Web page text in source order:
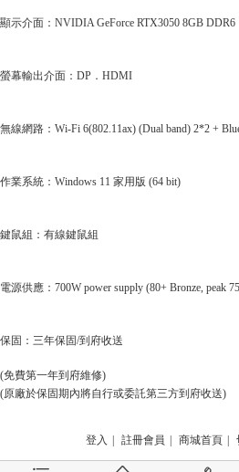
顯示介面：NVIDIA GeForce RTX3050 8GB DDR6
螢幕輸出介面：DP．HDMI
無線網路：Wi-Fi 6(802.11ax) (Dual band) 2*2 +
作業系統：Windows 11 家用版 (64 bit)
鍵鼠組：有線鍵鼠組
電源供應：700W power supply (80+ Bronze, peak
保固：三年保固/到府收送
(免費第一年到府維修)
(原廠於保固期內將自行或委託第三方到府收送)
登入 註冊會員 商城首頁